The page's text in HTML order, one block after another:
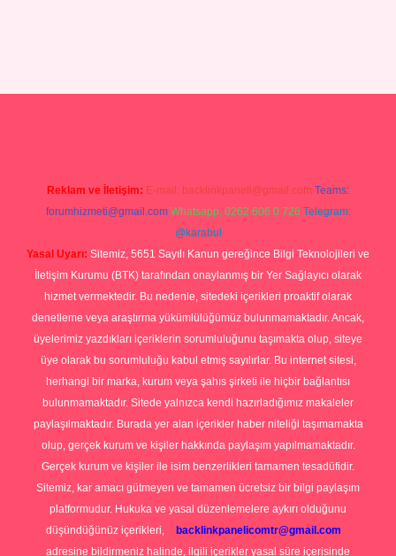
Reklam ve İletişim: E-mail: backlinkpaneli@gmail.com Teams:
forumhizmeti@gmail.com Whatsapp: 0262 606 0 726 Telegram:
@karabul
Yasal Uyarı: Sitemiz, 5651 Sayılı Kanun gereğince Bilgi Teknolojileri ve
İletişim Kurumu (BTK) tarafından onaylanmış bir Yer Sağlayıcı olarak
hizmet vermektedir. Bu nedenle, sitedeki içerikleri proaktif olarak
denetleme veya araştırma yükümlülüğümüz bulunmamaktadır. Ancak,
üyelerimiz yazdıkları içeriklerin sorumluluğunu taşımakta olup, siteye
üye olarak bu sorumluluğu kabul etmiş sayılırlar. Bu internet sitesi,
herhangi bir marka, kurum veya şahıs şirketi ile hiçbir bağlantısı
bulunmamaktadır. Sitede yalnızca kendi hazırladığımız makaleler
paylaşılmaktadır. Burada yer alan içerikler haber niteliği taşımamakta
olup, gerçek kurum ve kişiler hakkında paylaşım yapılmamaktadır.
Gerçek kurum ve kişiler ile isim benzerlikleri tamamen tesadüfidir.
Sitemiz, kar amacı gütmeyen ve tamamen ücretsiz bir bilgi paylaşım
platformudur. Hukuka ve yasal düzenlemelere aykırı olduğunu
düşündüğünüz içerikleri,
backlinkpanelicomtr@gmail.com
adresine bildirmeniz halinde, ilgili içerikler yasal süre içerisinde